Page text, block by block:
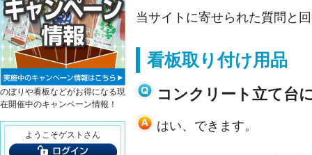
当サイトに寄せられた質問と
看板取り付け用品
コンクリート立て台
はい、できます。
のぼりや看板などがお得になる現
在開催中のキャンペーン情報！
ようこそゲストさん